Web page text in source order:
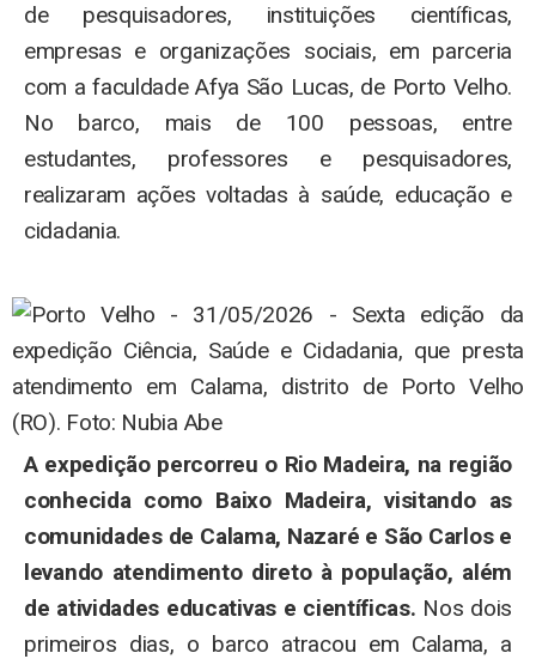
de pesquisadores, instituições científicas,
empresas e organizações sociais, em parceria
com a faculdade Afya São Lucas, de Porto Velho.
No barco, mais de 100 pessoas, entre
estudantes, professores e pesquisadores,
realizaram ações voltadas à saúde, educação e
cidadania.
A expedição percorreu o Rio Madeira, na região
conhecida como Baixo Madeira, visitando as
comunidades de Calama, Nazaré e São Carlos e
levando atendimento direto à população, além
de atividades educativas e científicas. Nos dois
primeiros dias, o barco atracou em Calama, a